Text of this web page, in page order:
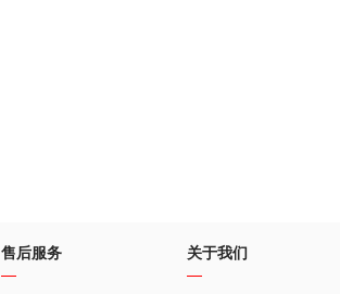
售后服务 关于我们